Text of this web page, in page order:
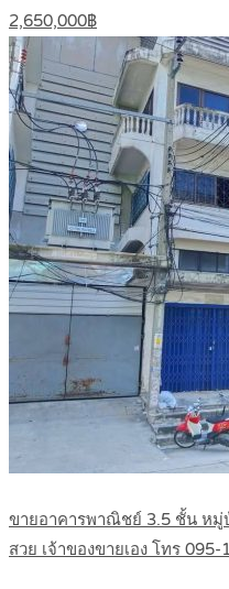
2,650,000฿
ขายอาคารพาณิชย์ 3.5 ชั้น หมู่
สวย เจ้าของขายเอง โทร